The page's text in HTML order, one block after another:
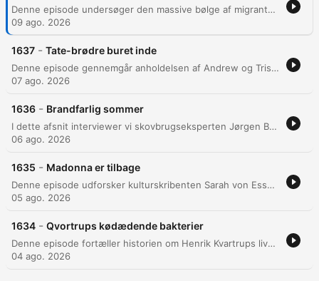
Denne episode undersøger den massive bølge af migranter, der er svømmet fra Marokko til den spanske eksklave Ceuta, hvilket har skabt betydelig politisk uro i Europa. Journalisten Victor Skrøder Friis rapporterer direkte fra stedet om de menneskelige omkostninger og de politiske spændinger mellem Spanien, Italien og Marokko. Vi dykker ned i de geopolitiske spekulationer om russisk indblanding, migration som et politisk pressmiddel og de lokale protester mod den spanske regerings håndtering af grænsen.
09 ago. 2026
1637 - Tate-brødre buret inde
Denne episode gennemgår anholdelsen af Andrew og Tristan Tate i Miami samt de alvorlige sigtelser om menneskehandel og voldtægt. Episoden belyser brødrenes baggrund som kickboxere, deres brug af 'loverboy-metoden' i Rumænien, og hvordan de bruger humor og 'edgelord'-trolling til at afvise anklager. Der kastes desuden lys over den internetmæssige latterliggørelse af Andrew Tates påklædning og de politiske implikationer af hans fængsling. Episoden diskuterer, hvordan brødrenes advokat benægter anklagerne, og hvordan deres indhold er designet til at underbygge konspirationsteorier om et 'woke' samfund.
07 ago. 2026
1636 - Brandfarlig sommer
I dette afsnit interviewer vi skovbrugseksperten Jørgen Bo Larsen om de voldsomme skovbrande i Sydeuropa og deres årsager. Han diskuterer, hvordan menneskelige indgreb, såsom monokulturer af brandfølsomme træarter, har gjort landskabet mere sårbart over for ild. Samtidig undersøges strategier til forebyggelse og bekæmpelse, herunder et effektivt israelsk system til hurtig opsporing. Diskussionen berører behovet for mere brandrobuste skove med løvtræ samt de personlige risici ved manglende vedligeholdelse af arealer i forbindelse med klimaforandringer.
06 ago. 2026
1635 - Madonna er tilbage
Denne episode udforsker kulturskribenten Sarah von Essens personlige og kulturelle forbindelse til Madonna gennem årtier, fra barndommens fascination af 'Like a Virgin' til diskussioner om kulturel appropriation. Samtalen berører også Madonnas nyere musikalske udtryk med singlen 'I Feel So Free', hendes rolle som allieret for LGBTQ+-miljøet samt de komplekse debatter omkring skønhedsidealer og kosmetiske indgreb i hendes alderdom.
05 ago. 2026
1634 - Qvortrups kødædende bakterier
Denne episode fortæller historien om Henrik Kvartrups livstruende kamp mod kødædende bakterier efter en knæoperation. Han beskriver de ekstreme smerter, dramatiske hospitalsindlæggelser og det øjeblik, hvor han får at vide, at operationen er forbundet med risiko for død. Henrik reflekterer over de traumatiske 32 timer med operationer og behandling i et trykkammer. Han beskriver den eksistentielle angst og sårbarhed, som oplevelsen har efterladet ham med, samt vigtigheden af sygeplejerskens hurtige reaktion.
04 ago. 2026